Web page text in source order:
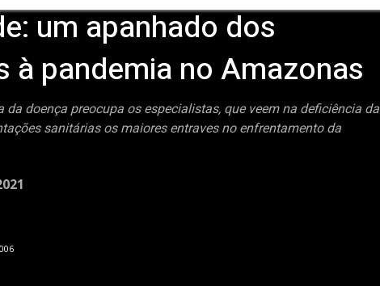
um apanhado dos
à pandemia no Amazonas
doença preocupa os especialistas, que veem na deficiência da
sanitárias os maiores entraves no enfrentamento da